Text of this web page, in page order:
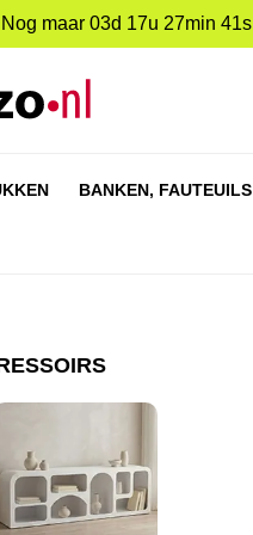
Nog maar 03d 17u 27min 40s
BANKEN, FAUTEUILS